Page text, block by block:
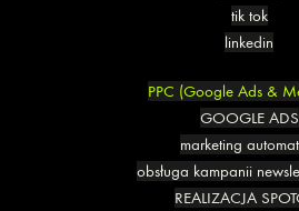
tik tok
linkedin
PPC (Google Ads &
GOOGLE ADS
marketing
obsługa kampanii
REALIZACJA